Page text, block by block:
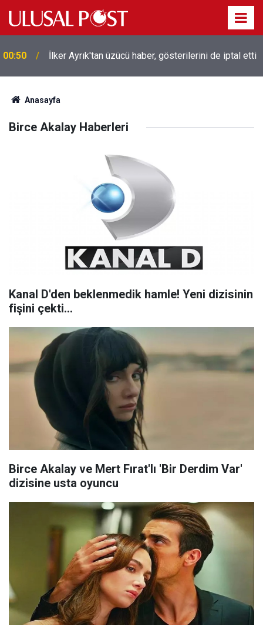
00:50 İlker Ayrık'tan üzücü haber, gösterilerini de iptal etti
Anasayfa
Birce Akalay Haberleri
Kanal D'den beklenmedik hamle! Yeni dizisinin
fişini çekti...
Birce Akalay ve Mert Fırat'lı 'Bir Derdim Var'
dizisine usta oyuncu